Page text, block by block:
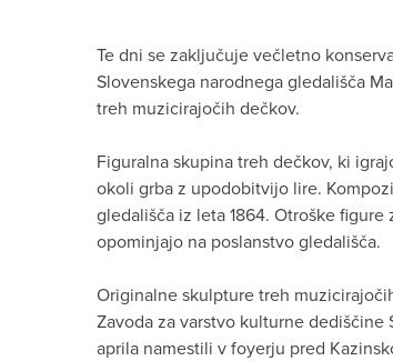
Te dni se zaključuje večletno
Slovenskega narodnega gledališča
treh muzicirajočih dečkov.
Figuralna skupina treh dečkov, ki
okoli grba z upodobitvijo lire.
gledališča iz leta 1864. Otroške
opominjajo na poslanstvo gledališča.
Originalne skulpture treh
Zavoda za varstvo kulturne
aprila namestili v foyerju pred